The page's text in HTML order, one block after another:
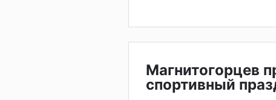
Магнитогорцев
спортивный